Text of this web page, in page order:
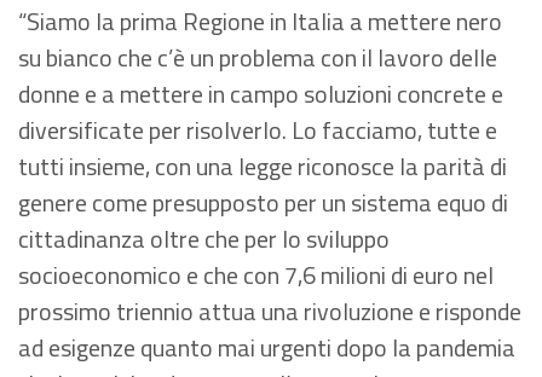
“Siamo la prima Regione in Italia a mettere nero
su bianco che c’è un problema con il lavoro delle
donne e a mettere in campo soluzioni concrete e
diversificate per risolverlo. Lo facciamo, tutte e
tutti insieme, con una legge riconosce la parità di
genere come presupposto per un sistema equo di
cittadinanza oltre che per lo sviluppo
socioeconomico e che con 7,6 milioni di euro nel
prossimo triennio attua una rivoluzione e risponde
ad esigenze quanto mai urgenti dopo la pandemia